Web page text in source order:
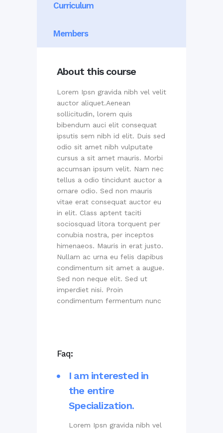
Curriculum
Members
About this course
Lorem Ipsn gravida nibh vel velit
auctor aliquet.Aenean
sollicitudin, lorem quis
bibendum auci elit consequat
ipsutis sem nibh id elit. Duis sed
odio sit amet nibh vulputate
cursus a sit amet mauris. Morbi
accumsan ipsum velit. Nam nec
tellus a odio tincidunt auctor a
ornare odio. Sed non mauris
vitae erat consequat auctor eu
in elit. Class aptent taciti
sociosquad litora torquent per
conubia nostra, per inceptos
himenaeos. Mauris in erat justo.
Nullam ac urna eu felis dapibus
condimentum sit amet a augue.
Sed non neque elit. Sed ut
imperdiet nisi. Proin
condimentum fermentum nunc
Faq:
I am interested in
the entire
Specialization.
Lorem Ipsn gravida nibh vel